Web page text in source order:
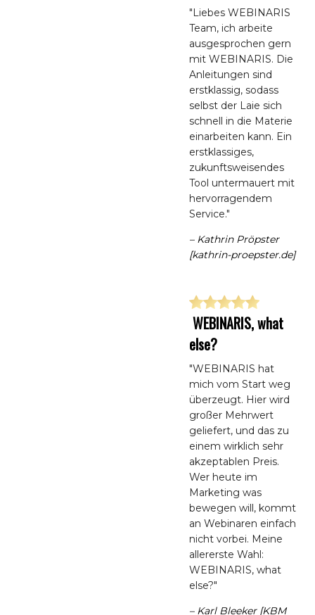
"Liebes WEBINARIS
Team, ich arbeite
ausgesprochen gern
mit WEBINARIS. Die
Anleitungen sind
erstklassig, sodass
selbst der Laie sich
schnell in die Materie
einarbeiten kann. Ein
erstklassiges,
zukunftsweisendes
Tool untermauert mit
hervorragendem
Service."
– Kathrin Pröpster
[kathrin-proepster.de]
WEBINARIS, what
else?
"WEBINARIS hat
mich vom Start weg
überzeugt. Hier wird
großer Mehrwert
geliefert, und das zu
einem wirklich sehr
akzeptablen Preis.
Wer heute im
Marketing was
bewegen will, kommt
an Webinaren einfach
nicht vorbei. Meine
allererste Wahl:
WEBINARIS, what
else?"
– Karl Bleeker [KBM